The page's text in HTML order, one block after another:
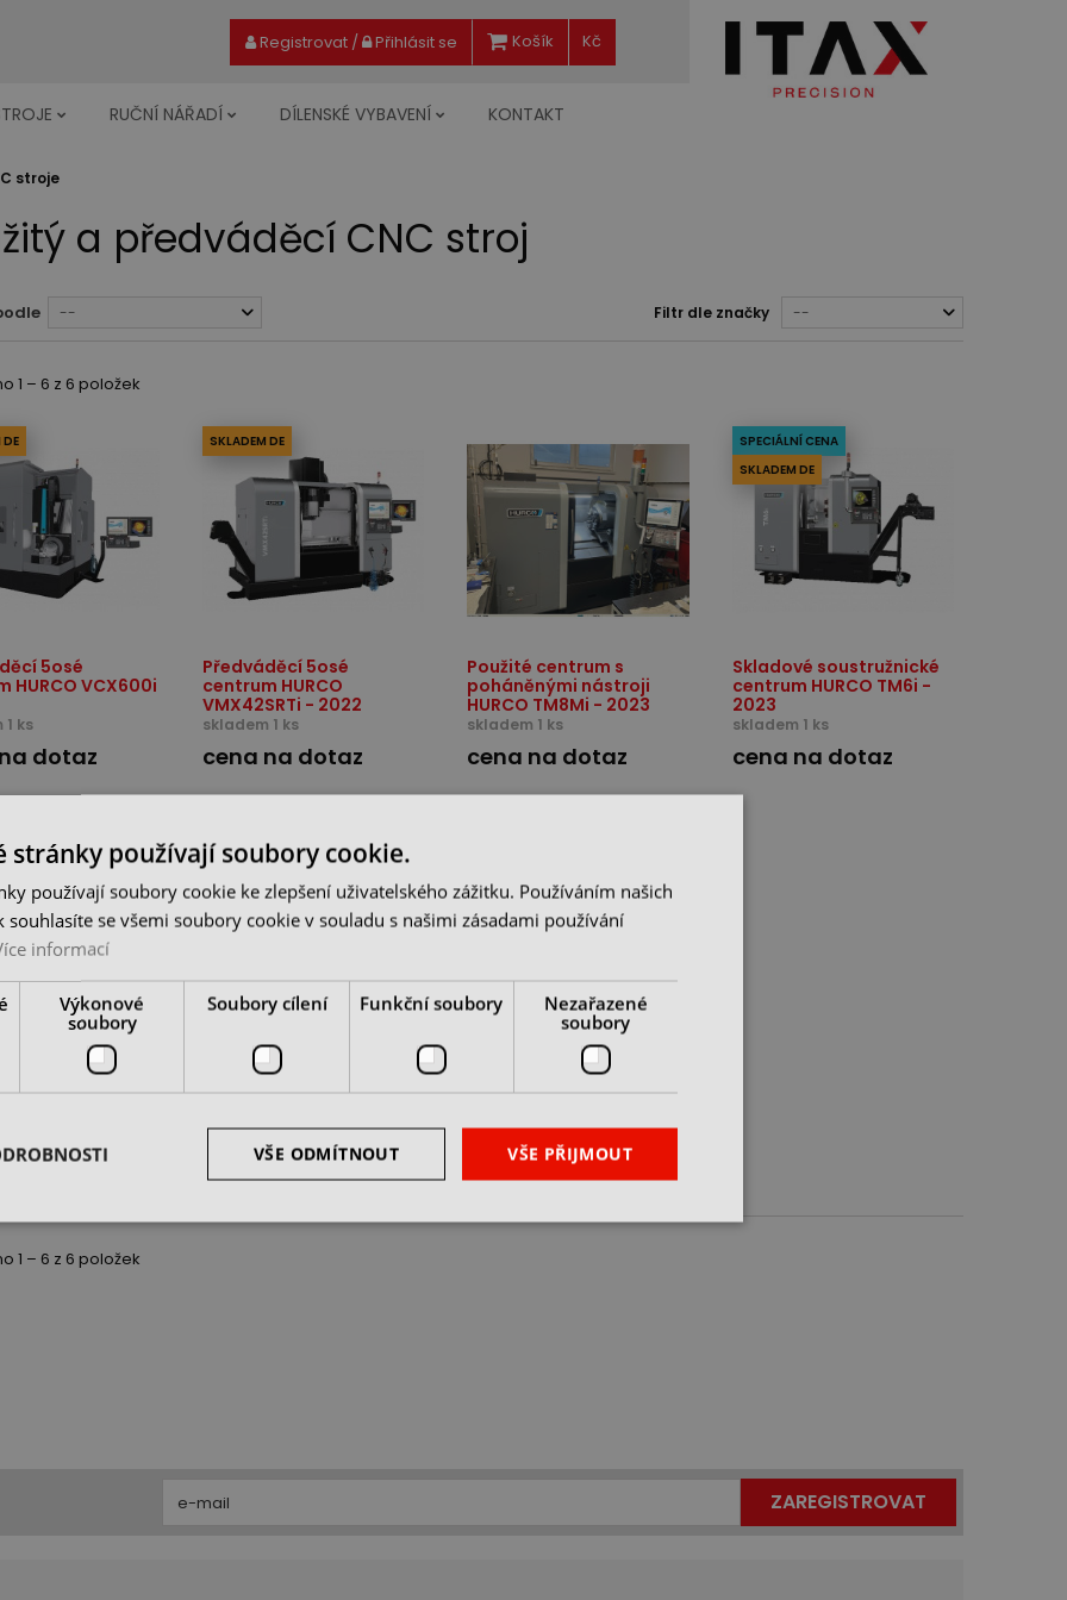
Kč
Košík
Registrovat/ Přihlásit se
RUČNÍ NÁŘADÍ DÍLENSKÉ VYBAVENÍ KONTAKT
stroje
a předváděcí CNC stroj
-- Filtr dle značky --
1 – 6 z 6 položek
DE
5osé
HURCO VCX600i
ks
dotaz
SKLADEM DE
Předváděcí 5osé
centrum HURCO
VMX42SRTi - 2022
skladem 1 ks
cena na dotaz
Použité centrum s
poháněnými nástroji
HURCO TM8Mi - 2023
skladem 1 ks
cena na dotaz
SPECIÁLNÍ CENA
SKLADEM DE
Skladové soustružnické
centrum HURCO TM6i -
2023
skladem 1 ks
cena na dotaz
CENA
centrum s
nástroji
dotaz
SKLADEM DE
Předváděcí 5osé
centrum HURCO VM10Ui
skladem 1 ks
cena na dotaz
1 – 6 z 6 položek
ZAREGISTROVAT
stránky používají soubory cookie.
používají soubory cookie ke zlepšení uživatelského zážitku. Používáním našich
souhlasíte se všemi soubory cookie v souladu s našimi zásadami používání
informací
Výkonové
soubory
Soubory cílení Funkční soubory
Nezařazené
soubory
VŠE PŘIJMOUT
VŠE ODMÍTNOUT